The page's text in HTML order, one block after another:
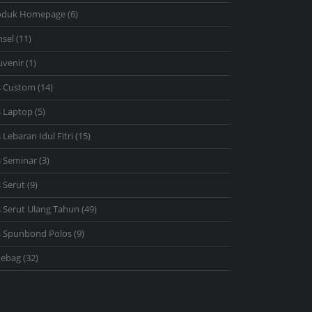
products
Homepage 66
products
1111
products
11
product
Custom 1414
products
Laptop 55
products
Lebaran Idul Fitri 1515
products
Seminar 33
products
Serut 99
products
Serut Ulang Tahun 4949
products
Spunbond Polos 99
products
3232
products